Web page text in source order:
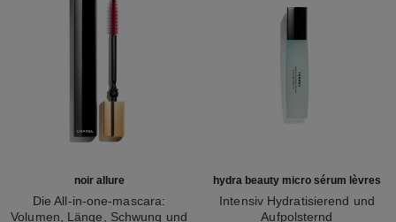
noir allure
Die All-in-one-mascara:
Volumen, Länge, Schwung und
hydra beauty micro sérum lèvres
Intensiv Hydratisierend und
Aufpolsternd